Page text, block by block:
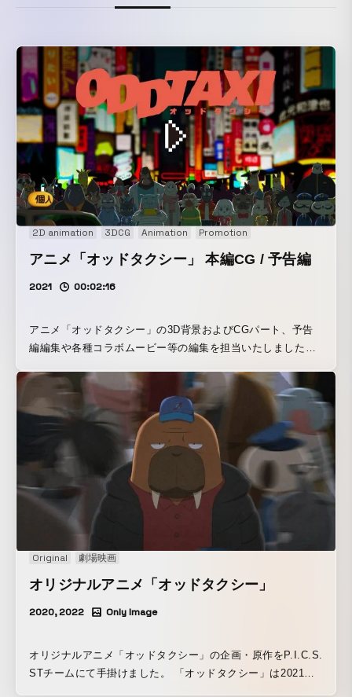
2D animation 3DCG Animation Promotion
アニメ「オッドタクシー」 本編CG / 予告編
2021 00:02:16
アニメ「オッドタクシー」の3D背景およびCGパート、予告
編編集や各種コラボムービー等の編集を担当いたしました。
作りを試行錯誤し本制作に挑みました。
Original 劇場映画
オリジナルアニメ「オッドタクシー」
2020, 2022 Only Image
オリジナルアニメ「オッドタクシー」の企画・原作をP.I.C.S.
STチームにて手掛けました。 「オッドタクシー」は2021年4